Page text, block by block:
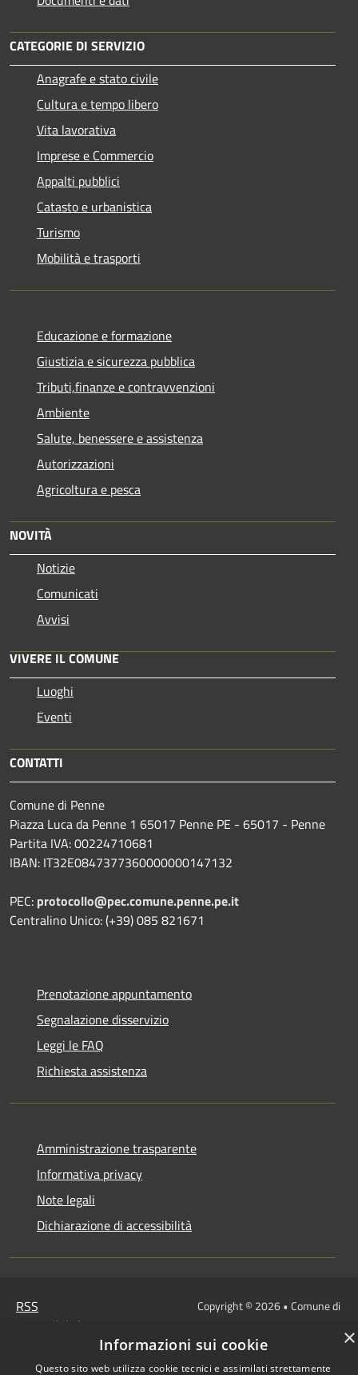
CATEGORIE DI SERVIZIO
Anagrafe e stato civile
Cultura e tempo libero
Vita lavorativa
Imprese e Commercio
Appalti pubblici
Catasto e urbanistica
Turismo
Mobilità e trasporti
Educazione e formazione
Giustizia e sicurezza pubblica
Tributi,finanze e contravvenzioni
Ambiente
Salute, benessere e assistenza
Autorizzazioni
Agricoltura e pesca
NOVITÀ
Notizie
Comunicati
Avvisi
VIVERE IL COMUNE
Luoghi
Eventi
CONTATTI
Comune di Penne
Piazza Luca da Penne 1 65017 Penne PE - 65017 - Penne
Partita IVA: 00224710681
IBAN: IT32E0847377360000000147132
PEC: protocollo@pec.comune.penne.pe.it
Centralino Unico: (+39) 085 821671
Prenotazione appuntamento
Segnalazione disservizio
Leggi le FAQ
Richiesta assistenza
Amministrazione trasparente
Informativa privacy
Note legali
Dichiarazione di accessibilità
RSS
Accessibilità
Cookie
Copyright © 2026 • Comune di
Municipium
redazione
×
Informazioni sui cookie
Questo sito web utilizza cookie tecnici e assimilati strettamente